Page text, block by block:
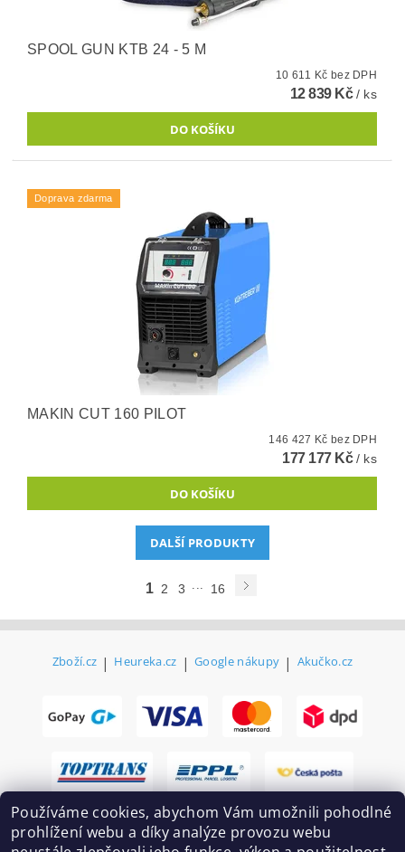
SPOOL GUN KTB 24 - 5 M
10 611 Kč bez DPH
12 839 Kč/ ks
Doprava zdarma
MAKIN CUT 160 PILOT
146 427 Kč bez DPH
177 177 Kč/ ks
DALŠÍ PRODUKTY
1 2 3 ... 16
Zboží.cz | Heureka.cz | Google nákupy | Akučko.cz
Používáme cookies, abychom Vám umožnili pohodlné
prohlížení webu a díky analýze provozu webu